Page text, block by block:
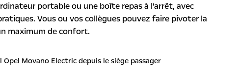
portable ou une boîte repas à l'arrêt, avec
Vous ou vos collègues pouvez faire pivoter la
maximum de confort.